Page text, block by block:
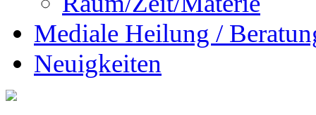
Mediale Heilung /
Neuigkeiten